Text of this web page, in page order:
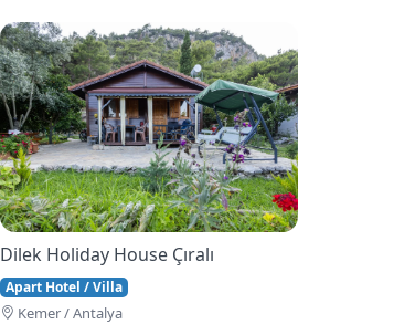
Dilek Holiday House Çıralı
Apart Hotel / Villa
Kemer / Antalya